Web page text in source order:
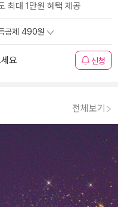
최대 1만원 혜택 제공
공제 490원
요 신청
전체보기